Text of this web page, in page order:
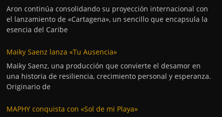
Aron continúa consolidando su proyección internacional con
el lanzamiento de «Cartagena», un sencillo que encapsula la
esencia del Caribe
Maiky Saenz lanza «Tu Ausencia»
Maiky Saenz, una producción que convierte el desamor en
una historia de resiliencia, crecimiento personal y esperanza.
Originario de
MAPHY conquista con «Sol de mi Playa»